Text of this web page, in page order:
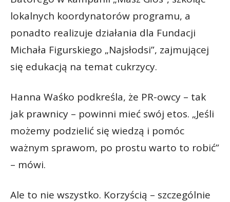
lokalnych koordynatorów programu, a
ponadto realizuje działania dla Fundacji
Michała Figurskiego „Najsłodsi”, zajmującej
się edukacją na temat cukrzycy.
Hanna Waśko podkreśla, że PR-owcy – tak
jak prawnicy – powinni mieć swój etos. „Jeśli
możemy podzielić się wiedzą i pomóc
ważnym sprawom, po prostu warto to robić”
– mówi.
Ale to nie wszystko. Korzyścią – szczególnie